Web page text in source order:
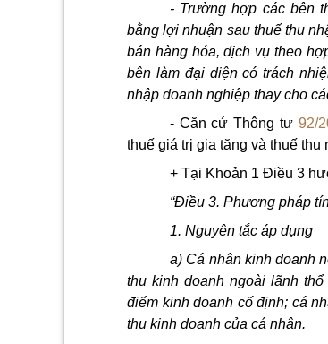
- Trường hợp các bên
bằng lợi nhuận sau thuế thu
bán hàng hóa, dịch vụ theo
bên làm đại diện có trách
nhập doanh nghiệp thay cho
- Căn cứ Thông tư 92/
thuế giá trị gia tăng và thuế
+ Tại Khoản 1 Điều 3
“Điều 3. Phương pháp
1. Nguyên tắc áp dụng
a) Cá nhân kinh doanh
thu kinh doanh ngoài lãnh
điểm kinh doanh cố định; cá
thu kinh doanh của cá nhân.